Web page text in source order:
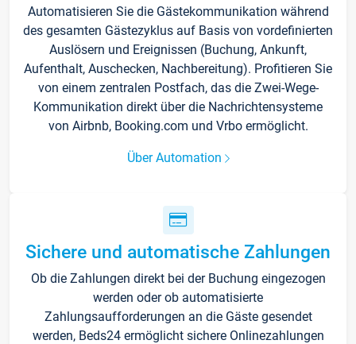
Automatisieren Sie die Gästekommunikation während
des gesamten Gästezyklus auf Basis von vordefinierten
Auslösern und Ereignissen (Buchung, Ankunft,
Aufenthalt, Auschecken, Nachbereitung). Profitieren Sie
von einem zentralen Postfach, das die Zwei-Wege-
Kommunikation direkt über die Nachrichtensysteme
von Airbnb, Booking.com und Vrbo ermöglicht.
Über Automation
Sichere und automatische Zahlungen
Ob die Zahlungen direkt bei der Buchung eingezogen
werden oder ob automatisierte
Zahlungsaufforderungen an die Gäste gesendet
werden, Beds24 ermöglicht sichere Onlinezahlungen